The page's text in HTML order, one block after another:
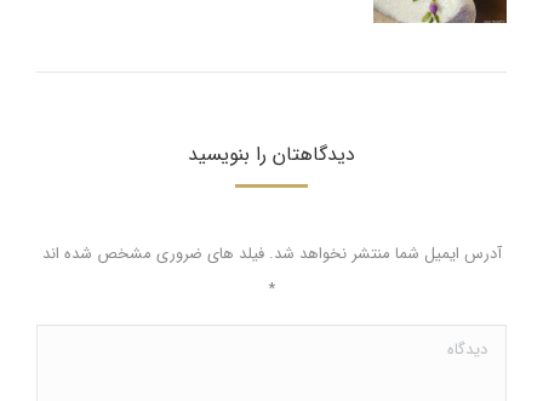
دیدگاهتان را بنویسید
آدرس ایمیل شما منتشر نخواهد شد. فیلد های ضروری مشخص شده اند
*
دیدگاه